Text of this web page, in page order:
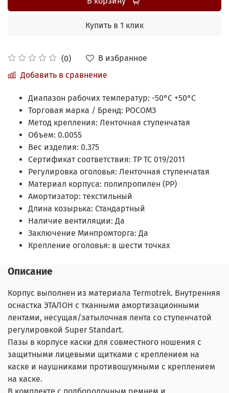
(0)
В избранное
Добавить в сравнение
Купить в 1 клик
Диапазон рабочих температур: -50°С +50°С
Торговая марка / Бренд: РОСОМЗ
Метод крепления: Ленточная ступенчатая
Объем: 0.0055
Вес изделия: 0.375
Сертификат соответствия: ТР ТС 019/2011
Регулировка оголовья: Ленточная ступенчатая
Материал корпуса: полипропилен (PP)
Амортизатор: текстильный
Длина козырька: Стандартный
Наличие вентиляции:Да
Заключение Минпромторга:Да
Крепление оголовья: в шести точках
Описание
Корпус выполнен из материала Termotrek. Внутренняя
оснастка ЭТАЛОН с тканными амортизационными
лентами, несущая/затылочная лента со ступенчатой
регулировкой Super Standart.
Пазы в корпусе каски для совместного ношения с
защитными лицевыми щитками с креплением на
каске и наушниками противошумными с креплением
на каске.